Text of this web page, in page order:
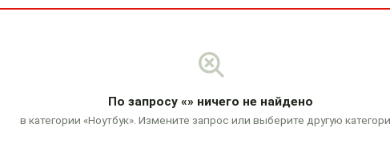
По запросу «» ничего не найдено
в категории «Ноутбук». Измените запрос или выберите другую